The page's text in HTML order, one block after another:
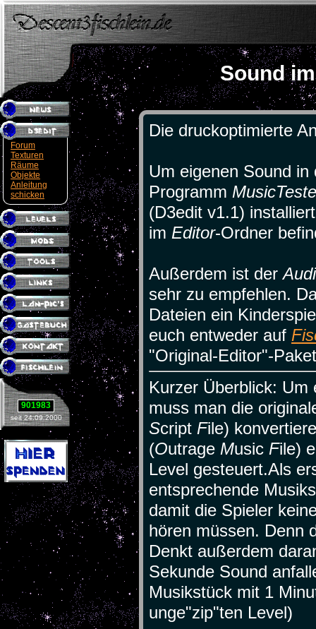
Forum
Texturen
Räume
Objekte
Anleitung
schicken
901983
seit 24.09.2000
Sound
Die druckoptimierte
Um eigenen Sound
Programm
(D3edit v1.1)
im Editor-Ordner
Außerdem ist der
sehr zu empfehlen.
Dateien ein
euch entweder auf
"Original-Editor"-
Kurzer Überblick: Um
muss man die
Script File)
(Outrage Music File)
Level gesteuert.Als
entsprechende
damit die Spieler
hören müssen. Denn
Denkt außerdem
Sekunde Sound
Musikstück mit 1
unge"zip"ten Level)